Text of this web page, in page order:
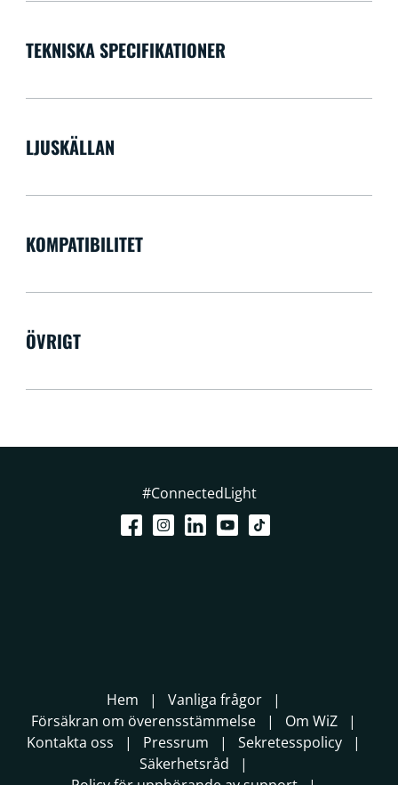
TEKNISKA SPECIFIKATIONER
LJUSKÄLLAN
KOMPATIBILITET
ÖVRIGT
#ConnectedLight
Hem
Vanliga frågor
Försäkran om överensstämmelse
Om WiZ
Kontakta oss
Pressrum
Sekretesspolicy
Säkerhetsråd